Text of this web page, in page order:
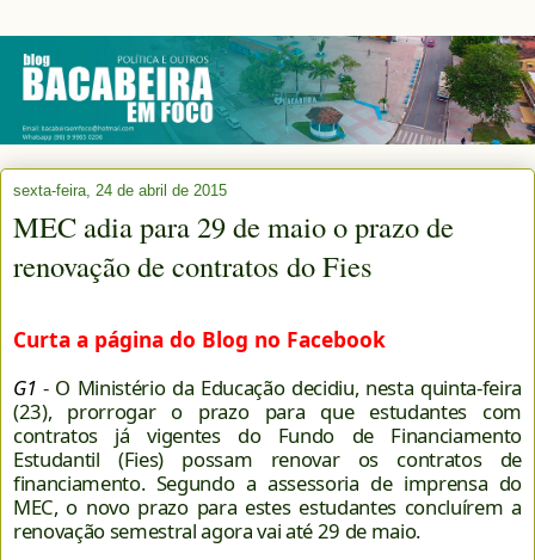
sexta-feira, 24 de abril de 2015
MEC adia para 29 de maio o prazo de
renovação de contratos do Fies
Curta a página do Blog no Facebook
G1 - O Ministério da Educação decidiu, nesta quinta-feira
(23), prorrogar o prazo para que estudantes com
contratos já vigentes do Fundo de Financiamento
Estudantil (Fies) possam renovar os contratos de
financiamento. Segundo a assessoria de imprensa do
MEC, o novo prazo para estes estudantes concluírem a
renovação semestral agora vai até 29 de maio.